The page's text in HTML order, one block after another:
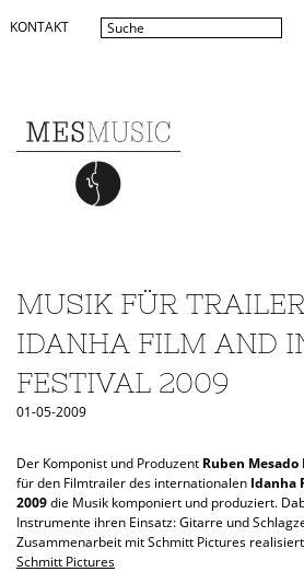
KONTAKT
MUSIK FÜR
IDANHA FILM AND
FESTIVAL 2009
01-05-2009
Der Komponist und Produzent Ruben Mesado
für den Filmtrailer des internationalen Idanha
2009die Musik komponiert und produziert.
Instrumente ihren Einsatz: Gitarre und
Zusammenarbeit mit Schmitt Pictures
Schmitt Pictures